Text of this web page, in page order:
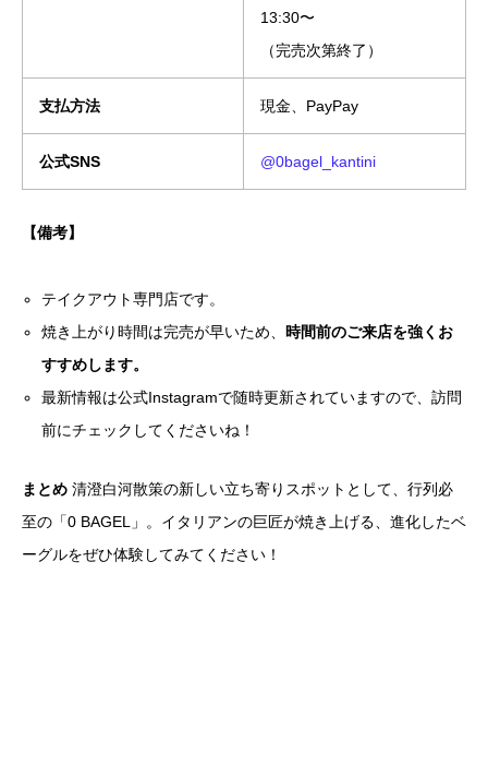
13:30〜
（完売次第終了）
支払方法 現金、PayPay
公式SNS @0bagel_kantini
【備考】
テイクアウト専門店です。
焼き上がり時間は完売が早いため、 時間前のご来店を強くお
すすめします。
最新情報は公式Instagramで随時更新されていますので、訪問
前にチェックしてくださいね！
まとめ 清澄白河散策の新しい立ち寄りスポットとして、行列必
至の「0 BAGEL」。イタリアンの巨匠が焼き上げる、進化したベ
ーグルをぜひ体験してみてください！